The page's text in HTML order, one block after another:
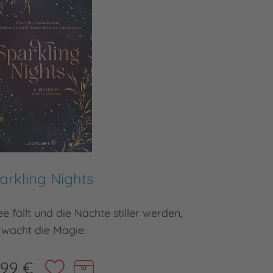
Nights
fällt und die Nächte stiller werden,
die Magie:
€